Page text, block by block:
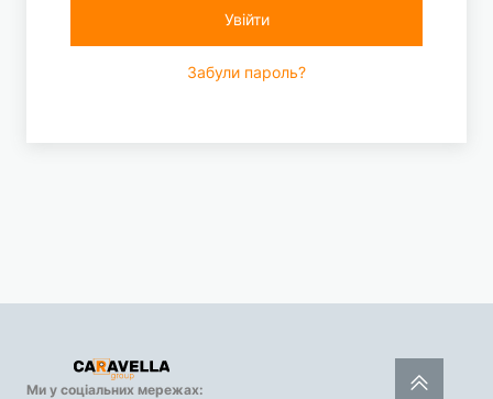
Увійти
Забули пароль?
Ми у соціальних мережах: